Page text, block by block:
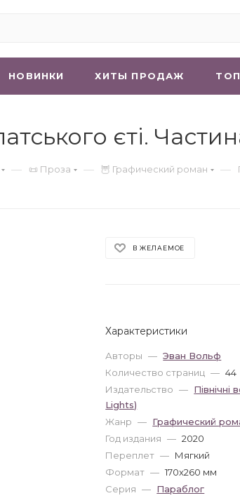
НОВИНКИ ХИТЫ ПРОДАЖ
єті.
— 📜 Проза — 🦉 Графический роман —
В ЖЕЛАЕМОЕ
Характеристики
Авторы — Эван Вольф
Количество страниц — 44
Издательство — Північні
Lights)
Жанр — Графический
Год издания — 2020
Переплет — Мягкий
Формат — 170x260 мм
Серия — Параблог